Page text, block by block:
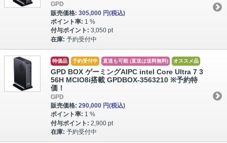
GPD
販売価格: 305,000 円(税込)
ポイント率: 1 %
付与ポイント: 3,050 pt
在庫: 予約受付中
特価品 予約受付中 直送も可能 (直送は送料無料) オススメ品
GPD BOX ゲーミングAIPC intel Core Ultra 7 3
56H MCIO8i搭載 GPDBOX-3563210 ※予約特
価！
GPD
販売価格: 290,000 円(税込)
ポイント率: 1 %
付与ポイント: 2,900 pt
在庫: 予約受付中